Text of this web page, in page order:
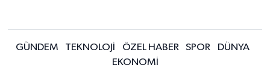
GÜNDEM TEKNOLOJİ ÖZEL HABER SPOR
DÜNYA
EKONOMİ